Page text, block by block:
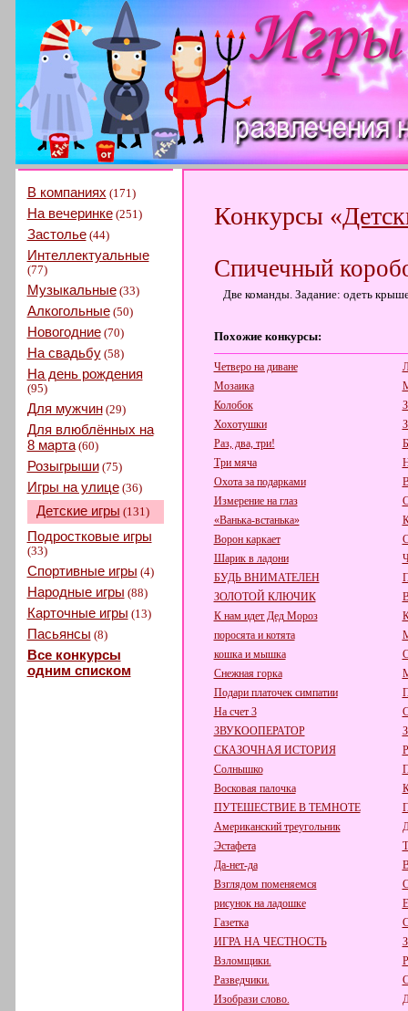
В компаниях (171)
На вечеринке(251)
Застолье(44)
Интеллектуальные
(77)
Музыкальные(33)
Алкогольные(50)
Новогодние(70)
На свадьбу(58)
На день рождения
(95)
Для мужчин(29)
Для влюблённых на
8 марта(60)
Розыгрыши(75)
Игры на улице(36)
Детские игры (131)
Подростковые игры
(33)
Спортивные игры (4)
Народные игры (88)
Карточные игры (13)
Пасьянсы (8)
Все конкурсы
одним списком
Конкурсы «
Спичечный
Две команды. Задание: одеть
Похожие конкурсы:
Четверо на диване
Мозаика
Колобок
Хохотушки
Раз, два, три!
Три мяча
Охота за подарками
Измерение на глаз
«Ванька-встанька»
Ворон каркает
Шарик в ладони
БУДЬ ВНИМАТЕЛЕН
ЗОЛОТОЙ КЛЮЧИК
К нам идет Дед Мороз
поросята и котята
кошка и мышка
Снежная горка
Подари платочек симпатии
На счет 3
ЗВУКООПЕРАТОР
СКАЗОЧНАЯ ИСТОРИЯ
Солнышко
Восковая палочка
ПУТЕШЕСТВИЕ В ТЕМНОТЕ
Американский треугольник
Эстафета
Да-нет-да
Взглядом поменяемся
рисунок на ладошке
Газетка
ИГРА НА ЧЕСТНОСТЬ
Взломщики.
Разведчики.
Изобрази слово.